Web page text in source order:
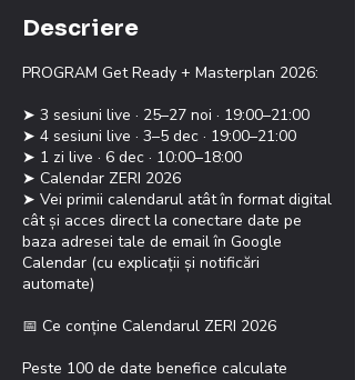
h
i
t
Descriere
PROGRAM Get Ready + Masterplan 2026:
➤ 3 sesiuni live · 25–27 noi · 19:00–21:00
➤ 4 sesiuni live · 3–5 dec · 19:00–21:00
➤ 1 zi live · 6 dec · 10:00–18:00
➤ Calendar ZERI 2026
➤ Vei primii calendarul atât în format digital
cât și acces direct la conectare date pe
baza adresei tale de email în Google
Calendar (cu explicații și notificări
automate)
📅 Ce conține Calendarul ZERI 2026
Peste 100 de date benefice calculate